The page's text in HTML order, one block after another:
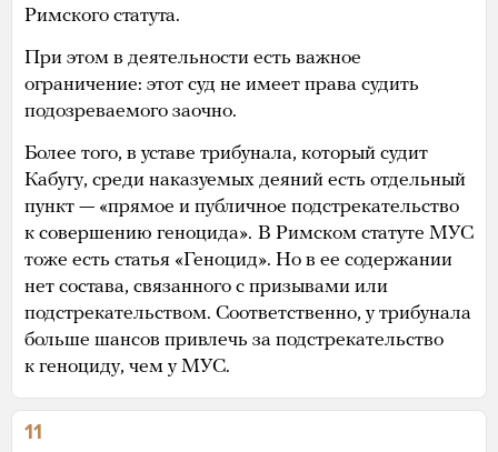
Римского статута.
При этом в деятельности есть важное
ограничение: этот суд не имеет права судить
подозреваемого заочно.
Более того, в уставе трибунала, который судит
Кабугу, среди наказуемых деяний есть отдельный
пункт — «прямое и публичное подстрекательство
к совершению геноцида». В Римском статуте МУС
тоже есть статья «Геноцид». Но в ее содержании
нет состава, связанного с призывами или
подстрекательством. Соответственно, у трибунала
больше шансов привлечь за подстрекательство
к геноциду, чем у МУС.
11